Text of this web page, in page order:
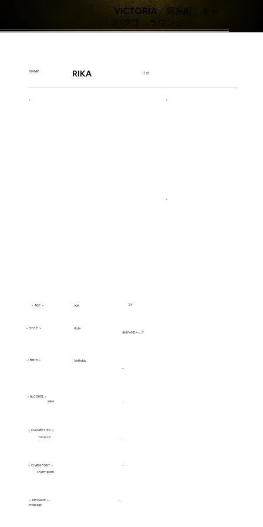
VICTORIA、錦糸町、キャ
バクラ、ラウンジ
RIKA リカ
NAME
＜ AGE ＞ age 24
＜ STYLE ＞
style
身長160 Dカップ
＜ BIRTH ＞ birthday
-
＜ALCOHOL＞
sake
-
＜ CIAGARETTES ＞
tobacco
-
＜ CHARM POINT ＞
charm point
-
＜ MESSAGE ＞
message
-